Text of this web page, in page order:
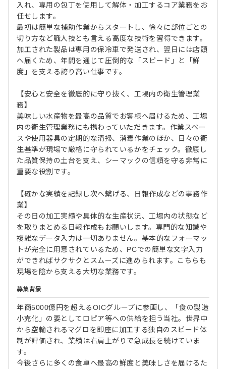
入れ、専用の包丁を使用して解体・加工するコア業務をお
任せします。
最初は簡単な補助作業からスタートし、徐々に部位ごとの
切り方など職人技とも言える高度な技術を習得できます。
加工された製品は専用の保冷車で発送され、翌日には店頭
へ届くため、年間を通じて圧倒的な「スピード」と「鮮
度」を支える誇り高い仕事です。
【安心と安全を徹底的に守り抜く、工場内の衛生管理業
務】
美味しい水産物を最高の品質でお客様へ届けるため、工場
内の衛生管理業務にも携わっていただきます。作業スペー
スや使用器具の定期的な清掃、消毒作業のほか、日々の衛
生基準が現場で厳格に守られているかをチェック。徹底し
た品質保持の土台を支え、シーマックの信頼を守る非常に
重要な役割です。
【確かな実績を記録し次へ繋げる、日報作成などの事務作
業】
その日の加工実績や具体的な生産状況、工場内の状態など
を取りまとめる日報作成もお願いします。専門的な知識や
複雑なデータ入力は一切ありません。基本的なフォーマッ
トが完全に用意されているため、PCでの簡単な文字入力
ができればサクサクとスムーズに進められます。こちらも
現場を陰から支える大切な業務です。
募集背景
年商5000億円を超えるOICグループに参画し、「食の製造
小売化」の要としてロピア等への供給を担う当社。世界中
から空輸されるマグロを即座に加工する独自のスピード体
制が評価され、業績は右肩上がりで急成長を続けていま
す。
今後さらに多くの食卓へ最高の鮮度と美味しさを届けるた